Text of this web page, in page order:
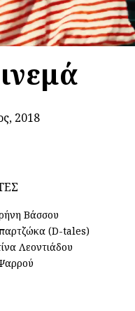
2018
Βάσσου
(D-tales)
Λεοντιάδου